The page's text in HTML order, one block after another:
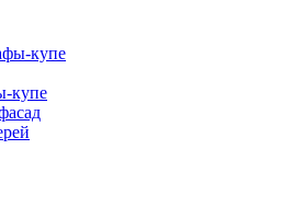
купе
купе